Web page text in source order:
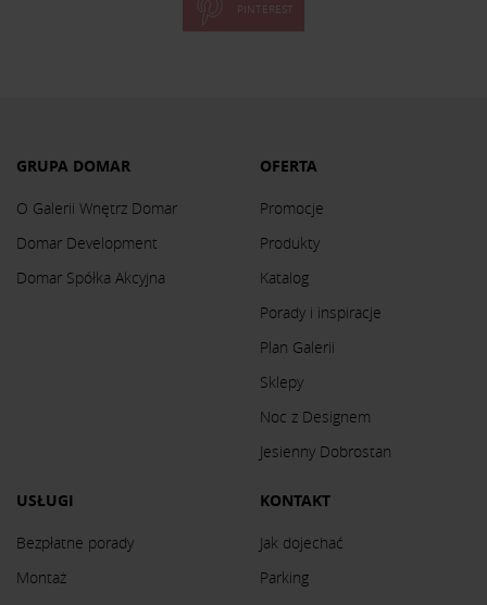
PINTEREST
GRUPA DOMAR
O Galerii Wnętrz Domar
Domar Development
Domar Spółka Akcyjna
OFERTA
Promocje
Produkty
Katalog
Porady i inspiracje
Plan Galerii
Sklepy
Noc z Designem
Jesienny Dobrostan
USŁUGI
Bezpłatne porady
Montaż
KONTAKT
Jak dojechać
Parking